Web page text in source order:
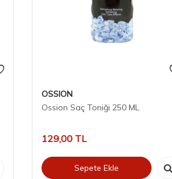
OSSION
Ossion Saç Toniği 250 ML
129,00TL
Sepete Ekle